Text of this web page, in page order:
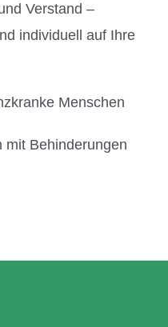
Verstand –
individuell auf Ihre
Menschen
mit Behinderungen